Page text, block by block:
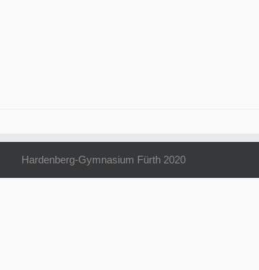
Hardenberg-Gymnasium Fürth 2020